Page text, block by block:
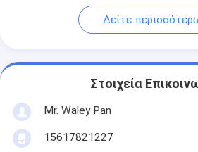
Δείτε
Στοιχεία
Mr. Waley Pan
15617821227